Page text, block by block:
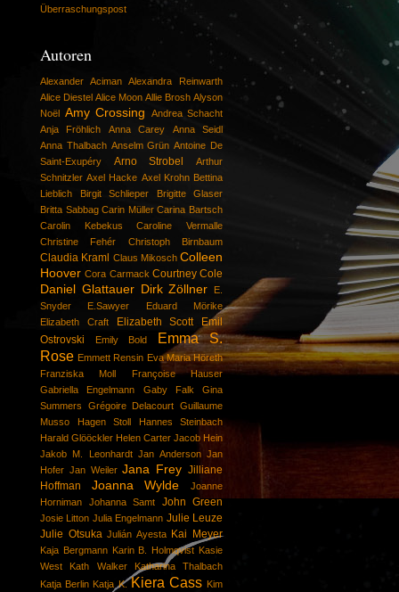
Überraschungspost
Autoren
Alexander Aciman
Alexandra Reinwarth
Alice Diestel Alice Moon Allie Brosh Alyson
Noël Amy Crossing
Andrea Schacht
Anja Fröhlich
Anna Carey
Anna Seidl
Anna Thalbach Anselm Grün Antoine De
Saint-Exupéry
Arno Strobel
Arthur
Schnitzler Axel Hacke Axel Krohn Bettina
Lieblich
Birgit Schlieper
Brigitte Glaser
Britta Sabbag Carin Müller Carina Bartsch
Carolin Kebekus
Caroline Vermalle
Christine Fehér
Christoph Birnbaum
Claudia Kraml Claus Mikosch Colleen
Hoover Cora Carmack Courtney Cole
Daniel Glattauer Dirk Zöllner
E.
Snyder
E.Sawyer
Eduard Mörike
Elizabeth Craft
Elizabeth Scott
Emil
Ostrovski
Emily Bold
Emma S.
Rose Emmett Rensin Eva Maria Höreth
Franziska Moll
Françoise Hauser
Gabriella Engelmann
Gaby Falk
Gina
Summers
Grégoire Delacourt Guillaume
Musso
Hagen Stoll
Hannes Steinbach
Harald Glööckler Helen Carter Jacob Hein
Jakob M. Leonhardt Jan Anderson Jan
Hofer Jan Weiler Jana Frey Jilliane
Hoffman
Joanna Wylde
Joanne
Horniman
Johanna Samt John Green
Josie Litton Julia Engelmann Julie Leuze
Julie Otsuka Julián Ayesta Kai Meyer
Kaja Bergmann Karin B. Holmqvist Kasie
West
Kath Walker
Katharina Thalbach
Katja Berlin Katja K. Kiera Cass Kim